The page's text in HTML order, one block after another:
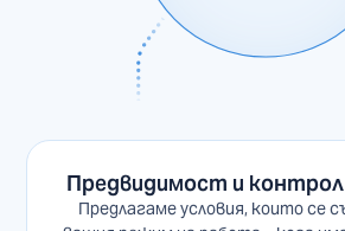
Предвидимост и контрол
Предлагаме условия, които се